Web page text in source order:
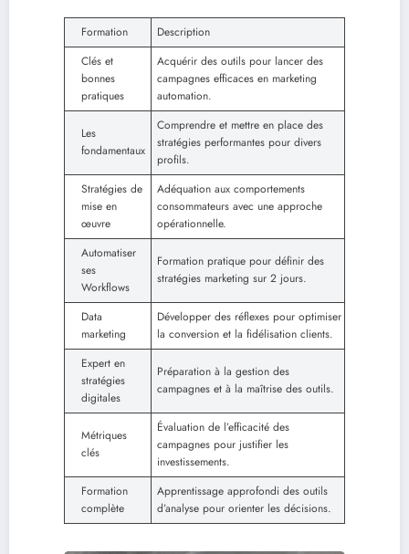
Formation
Description
Clés et
bonnes
pratiques
Acquérir des outils pour lancer des
campagnes efficaces en marketing
automation.
Les
fondamentaux
Comprendre et mettre en place des
stratégies performantes pour divers
profils.
Stratégies de
mise en
œuvre
Adéquation aux comportements
consommateurs avec une approche
opérationnelle.
Automatiser
ses
Workflows
Formation pratique pour définir des
stratégies marketing sur 2 jours.
Data
marketing
Développer des réflexes pour optimiser
la conversion et la fidélisation clients.
Expert en
stratégies
digitales
Préparation à la gestion des
campagnes et à la maîtrise des outils.
Métriques
clés
Évaluation de l’efficacité des
campagnes pour justifier les
investissements.
Formation
complète
Apprentissage approfondi des outils
d’analyse pour orienter les décisions.